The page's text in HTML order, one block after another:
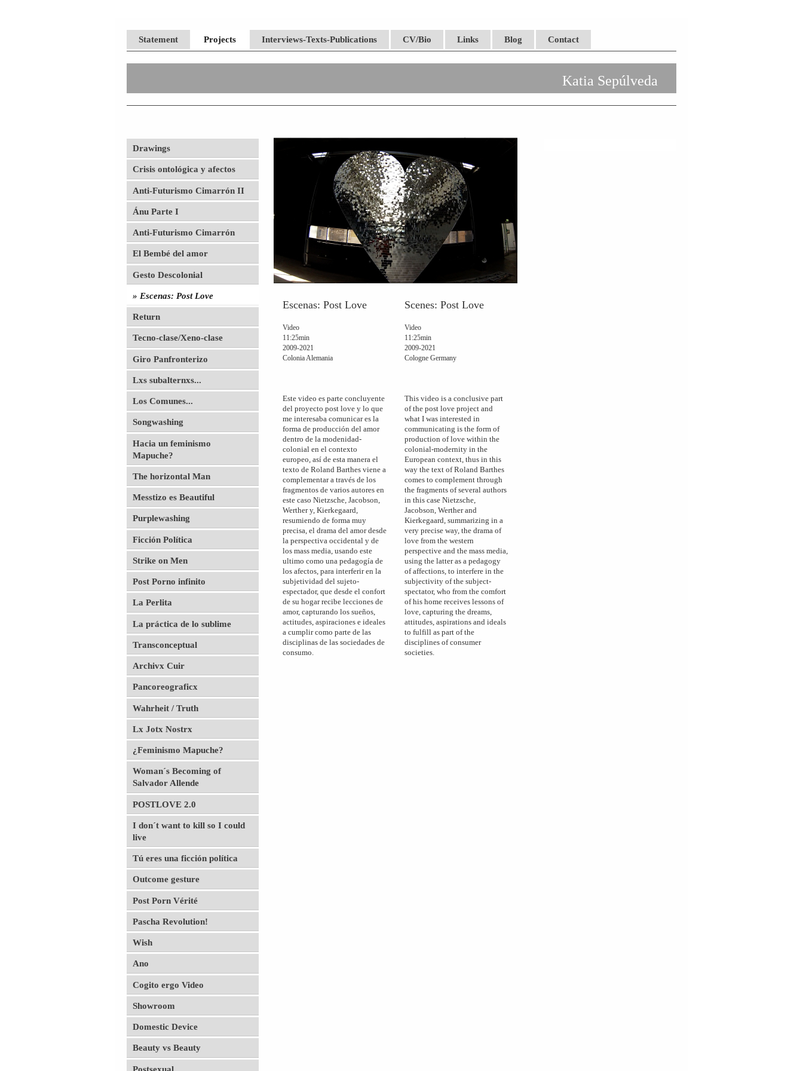
Statement Projects Interviews-Texts-Publications CV/Bio Links Blog Contact
Katia Sepúlveda
Drawings
Crisis ontológica y afectos
Anti-Futurismo Cimarrón II
Ánu Parte I
Anti-Futurismo Cimarrón
El Bembé del amor
Gesto Descolonial
Escenas: Post Love
Return
Tecno-clase/Xeno-clase
Giro Panfronterizo
Lxs subalternxs...
Los Comunes...
Songwashing
Hacia un feminismo
Mapuche?
The horizontal Man
Messtizo es Beautiful
Purplewashing
Ficción Política
Strike on Men
Post Porno infinito
La Perlita
La práctica de lo sublime
Transconceptual
Archivx Cuir
Pancoreograficx
Wahrheit / Truth
Lx Jotx Nostrx
¿Feminismo Mapuche?
Woman´s Becoming of
Salvador Allende
POSTLOVE 2.0
I don´t want to kill so I could
live
Tú eres una ficción política
Outcome gesture
Post Porn Vérité
Pascha Revolution!
Wish
Ano
Cogito ergo Video
Showroom
Domestic Device
Beauty vs Beauty
Postsexual
Escenas: Post Love
Video
11:25min
2009-2021
Colonia Alemania
Este video es parte concluyente
del proyecto post love y lo que
me interesaba comunicar es la
forma de producción del amor
dentro de la modenidad-
colonial en el contexto
europeo, así de esta manera el
texto de Roland Barthes viene a
complementar a través de los
fragmentos de varios autores en
este caso Nietzsche, Jacobson,
Werther y, Kierkegaard,
resumiendo de forma muy
precisa, el drama del amor desde
la perspectiva occidental y de
los mass media, usando este
ultimo como una pedagogía de
los afectos, para interferir en la
subjetividad del sujeto-
espectador, que desde el confort
de su hogar recibe lecciones de
amor, capturando los sueños,
actitudes, aspiraciones e ideales
a cumplir como parte de las
disciplinas de las sociedades de
consumo.
Scenes: Post Love
Video
11:25min
2009-2021
Cologne Germany
This video is a conclusive part
of the post love project and
what I was interested in
communicating is the form of
production of love within the
colonial-modernity in the
European context, thus in this
way the text of Roland Barthes
comes to complement through
the fragments of several authors
in this case Nietzsche,
Jacobson, Werther and
Kierkegaard, summarizing in a
very precise way, the drama of
love from the western
perspective and the mass media,
using the latter as a pedagogy
of affections, to interfere in the
subjectivity of the subject-
spectator, who from the comfort
of his home receives lessons of
love, capturing the dreams,
attitudes, aspirations and ideals
to fulfill as part of the
disciplines of consumer
societies.